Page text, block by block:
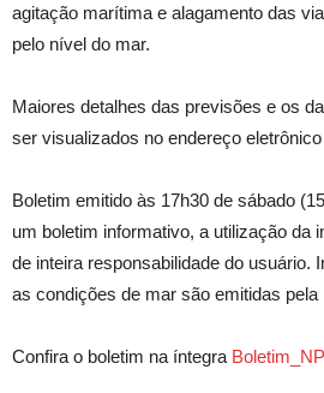
agitação marítima e alagamento das
pelo nível do mar.
Maiores detalhes das previsões e os
ser visualizados no endereço eletrônico
Boletim emitido às 17h30 de sábado
um boletim informativo, a utilização da
de inteira responsabilidade do usuário.
as condições de mar são emitidas pela
Confira o boletim na íntegra